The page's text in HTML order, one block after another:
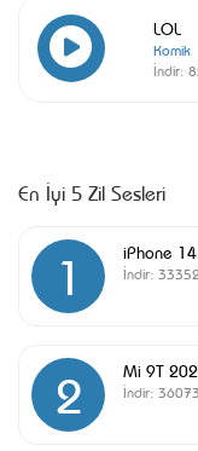
LOL
Komik
İndir:
En İyi 5 Zil Sesleri
1 iPhone 14
İndir:
2 Mi 9T
İndir: 36073